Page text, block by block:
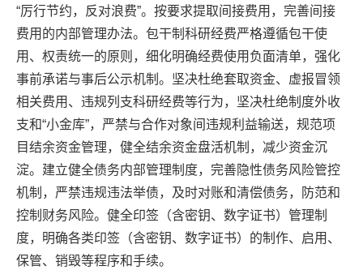
“厉行节约，反对浪费”。按要求提取间接费用，完善间接
费用的内部管理办法。包干制科研经费严格遵循包干使
用、权责统一的原则，细化明确经费使用负面清单，强化
事前承诺与事后公示机制。坚决杜绝套取资金、虚报冒领
相关费用、违规列支科研经费等行为，坚决杜绝制度外收
支和“小金库”，严禁与合作对象间违规利益输送，规范项
目结余资金管理，健全结余资金盘活机制，减少资金沉
淀。建立健全债务内部管理制度，完善隐性债务风险管控
机制，严禁违规违法举债，及时对账和清偿债务，防范和
控制财务风险。健全印签（含密钥、数字证书）管理制
度，明确各类印签（含密钥、数字证书）的制作、启用、
保管、销毁等程序和手续。